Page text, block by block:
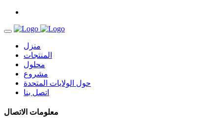
منزل
المنتجات
محلول
مشروع
حول الولايات المتحدة
اتصل بنا
معلومات الاتصال